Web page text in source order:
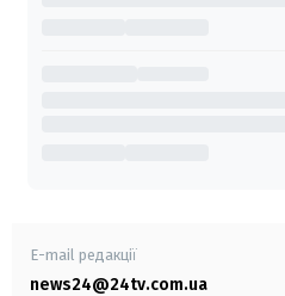
E-mail редакції
news24@24tv.com.ua